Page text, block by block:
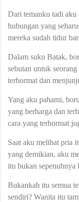
Dari temanku tadi aku
hubungan yang
mereka sudah tidur
Dalam suku Batak,
sebutan untuk
terhormat dan
Yang aku pahami,
yang berharga dan
cara yang terhormat
Saat aku melihat pria
yang demikian, aku
itu bukan sepenuhnya
Bukankah itu semua
sendiri? Wanita itu